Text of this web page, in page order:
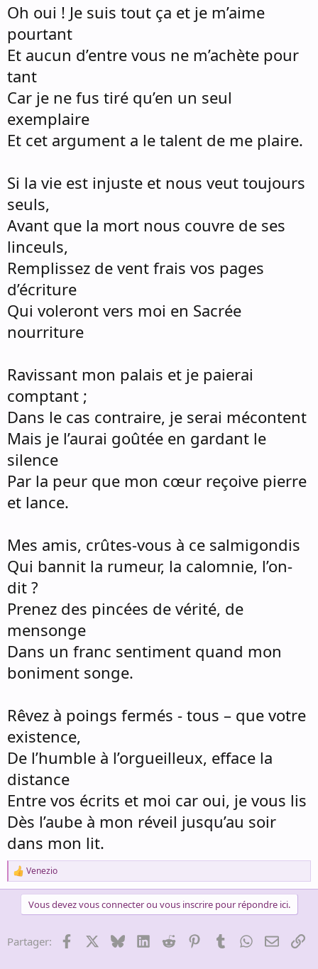
Oh oui ! Je suis tout ça et je m’aime
pourtant
Et aucun d’entre vous ne m’achète pour
tant
Car je ne fus tiré qu’en un seul
exemplaire
Et cet argument a le talent de me plaire.
Si la vie est injuste et nous veut toujours
seuls,
Avant que la mort nous couvre de ses
linceuls,
Remplissez de vent frais vos pages
d’écriture
Qui voleront vers moi en Sacrée
nourriture
Ravissant mon palais et je paierai
comptant ;
Dans le cas contraire, je serai mécontent
Mais je l’aurai goûtée en gardant le
silence
Par la peur que mon cœur reçoive pierre
et lance.
Mes amis, crûtes-vous à ce salmigondis
Qui bannit la rumeur, la calomnie, l’on-
dit ?
Prenez des pincées de vérité, de
mensonge
Dans un franc sentiment quand mon
boniment songe.
Rêvez à poings fermés - tous – que votre
existence,
De l’humble à l’orgueilleux, efface la
distance
Entre vos écrits et moi car oui, je vous lis
Dès l’aube à mon réveil jusqu’au soir
dans mon lit.
R
e
o
Venezio
Vous devez vous connecter ou vous inscrire pour répondre ici.
Partager: Facebook BlueskyLinkedInReddit PinterestTumblrWhatsApp
Email